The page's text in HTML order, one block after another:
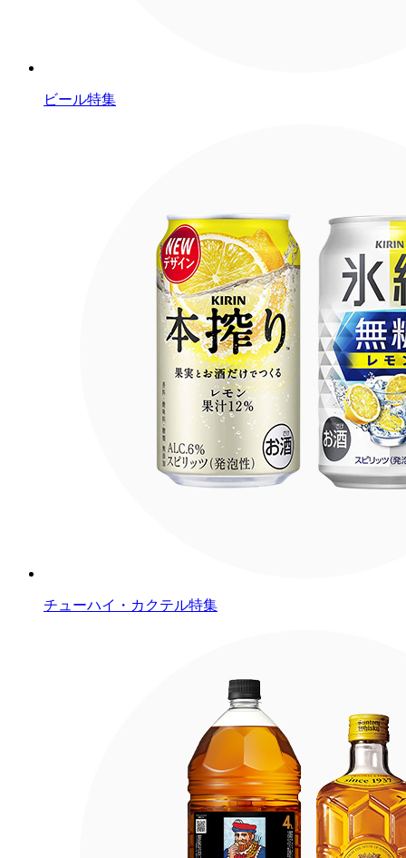
ビール特集
チューハイ・カクテル特集